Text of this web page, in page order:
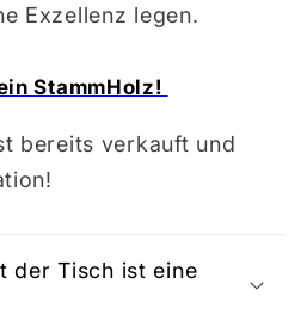
Exzellenz legen.
StammHolz!
bereits verkauft und
der Tisch ist eine